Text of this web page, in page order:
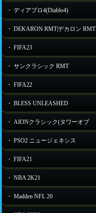
・ ディアブロ4(Diablo4)
・ DEKARON RMT|デカロン RMT
・ FIFA23
・ サンクラシック RMT
・ FIFA22
・ BLESS UNLEASHED
・ AIONクラシック(タワーオブ
・ PSO2 ニュージェネシス
・ FIFA21
・ NBA 2K21
・ Madden NFL 20